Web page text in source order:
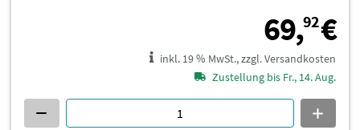
69,92€
inkl. 19 % MwSt., zzgl. Versandkosten
Zustellung bis Fr., 14. Aug.